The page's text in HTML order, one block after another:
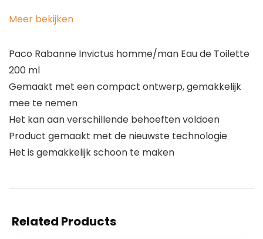
Meer bekijken
Paco Rabanne Invictus homme/man Eau de Toilette
200 ml
Gemaakt met een compact ontwerp, gemakkelijk
mee te nemen
Het kan aan verschillende behoeften voldoen
Product gemaakt met de nieuwste technologie
Het is gemakkelijk schoon te maken
Related Products